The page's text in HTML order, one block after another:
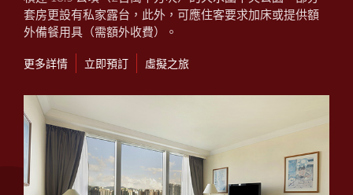
套房更設有私家露台，此外，可應住客要求加床或提供額
外備餐用具（需額外收費）。
更多詳情 立即預訂 虛擬之旅